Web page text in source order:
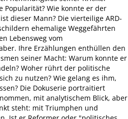
Popularität? Wie konnte er der
dieser Mann? Die vierteilige ARD-
ehemalige Weggefährten
Lebensweg vom
Ihre Erzählungen enthüllen den
seiner Macht: Warum konnte er
Woher rührt der politische
zu nutzen? Wie gelang es ihm,
Die Dokuserie portraitiert
mit analytischem Blick, aber
steht: mit Triumphen und